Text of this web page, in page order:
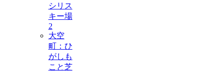
シリス
キー場
2
大空
町：ひ
がしも
こと芝